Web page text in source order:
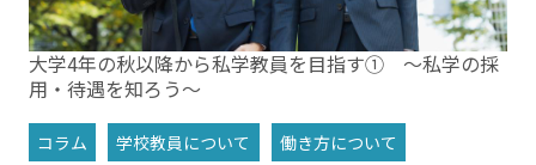
大学4年の秋以降から私学教員を目指す① ～私学の採
用・待遇を知ろう～
コラム 学校教員について 働き方について